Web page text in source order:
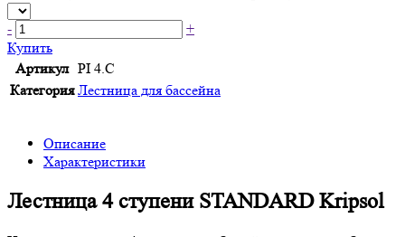
-
+
Купить
Артикул PI 4.C
Категория Лестница для бассейна
Описание
Характеристики
Лестница 4 ступени STANDARD Kripsol